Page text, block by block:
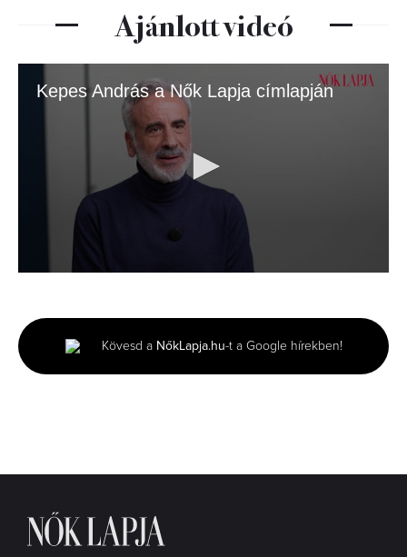
Ajánlott videó
Kepes András a Nők Lapja címlapján
minutes,
35
seconds
Kövesd a NőkLapja.hu-t a Google hírekben!